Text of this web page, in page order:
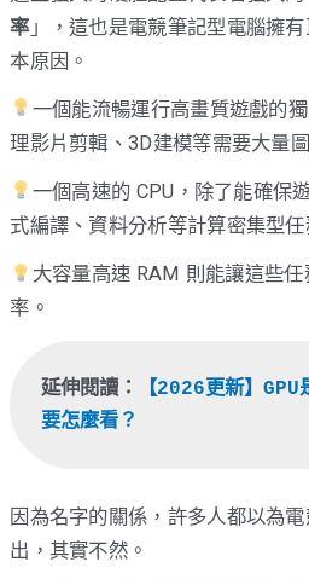
率」，這也是電競筆記型電腦擁
本原因。
一個能流暢運行高畫質遊戲的
理影片剪輯、3D建模等需要大量
一個高速的 CPU，除了能確保
式編譯、資料分析等計算密集型任
大容量高速 RAM 則能讓這些任
率。
延伸閱讀：
【2026更新】
要怎麼看？
因為名字的關係，許多人都以為
出，其實不然。